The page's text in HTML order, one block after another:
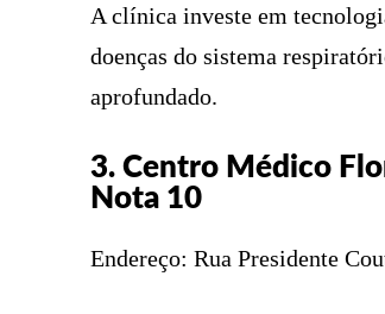
A clínica investe em
doenças do sistema
aprofundado.
3. Centro Médico
Nota 10
Endereço: Rua Presidente